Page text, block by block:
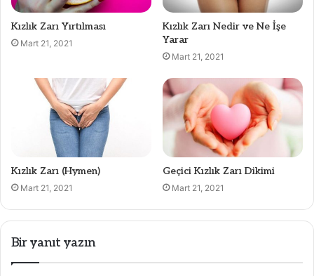
Kızlık Zarı Yırtılması
Mart 21, 2021
Kızlık Zarı Nedir ve Ne İşe
Yarar
Mart 21, 2021
Kızlık Zarı (Hymen)
Mart 21, 2021
Geçici Kızlık Zarı Dikimi
Mart 21, 2021
Bir yanıt yazın